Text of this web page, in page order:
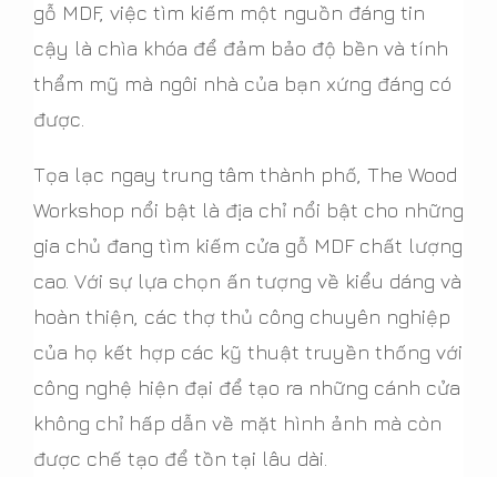
gỗ MDF, việc tìm kiếm một nguồn đáng tin
cậy là chìa khóa để đảm bảo độ bền và tính
thẩm mỹ mà ngôi nhà của bạn xứng đáng có
được.
Tọa lạc ngay trung tâm thành phố, The Wood
Workshop nổi bật là địa chỉ nổi bật cho những
gia chủ đang tìm kiếm cửa gỗ MDF chất lượng
cao. Với sự lựa chọn ấn tượng về kiểu dáng và
hoàn thiện, các thợ thủ công chuyên nghiệp
của họ kết hợp các kỹ thuật truyền thống với
công nghệ hiện đại để tạo ra những cánh cửa
không chỉ hấp dẫn về mặt hình ảnh mà còn
được chế tạo để tồn tại lâu dài.